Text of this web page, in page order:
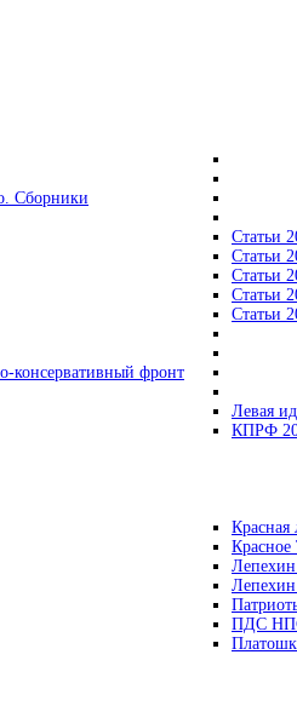
Сборники
Статьи
Статьи
Статьи
Статьи
Статьи
консервативный фронт
Левая
КПРФ
Красная
ПДС